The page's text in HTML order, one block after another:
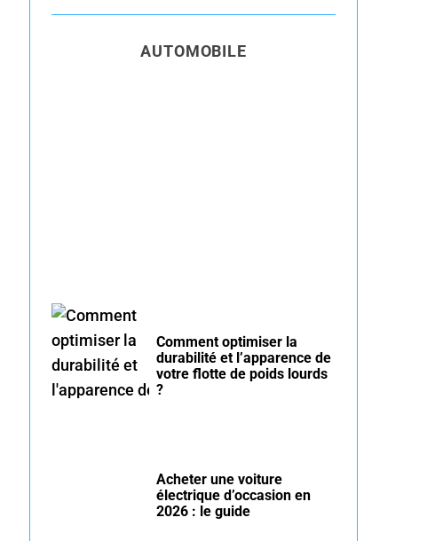
AUTOMOBILE
Comment optimiser la
durabilité et l’apparence de
votre flotte de poids lourds
?
Acheter une voiture
électrique d’occasion en
2026 : le guide